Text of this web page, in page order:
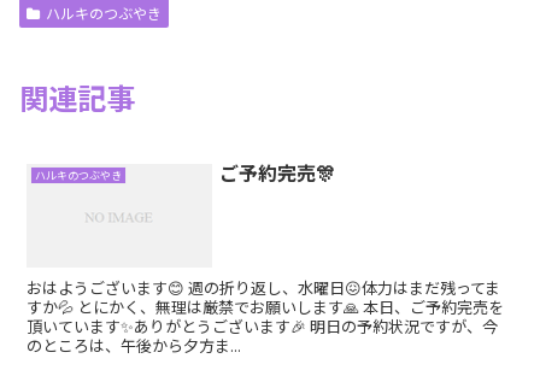
ハルキのつぶやき
関連記事
ハルキのつぶやき ご予約完売🎊
おはようございます😊 週の折り返し、水曜日😖体力はまだ残ってま
すか💦 とにかく、無理は厳禁でお願いします🙏 本日、ご予約完売を
頂いています✨ありがとうございます🎉 明日の予約状況ですが、今
のところは、午後から夕方ま...